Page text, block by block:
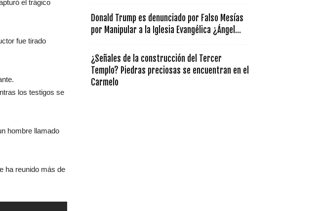
el trágico
fue tirado
los testigos se
hombre llamado
ha reunido más de
Donald Trump es denunciado por Falso Mesías
por Manipular a la Iglesia Evangélica ¿Ángel...
¿Señales de la construcción del Tercer
Templo? Piedras preciosas se encuentran en el
Carmelo